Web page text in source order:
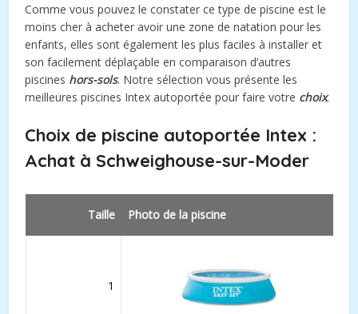
Comme vous pouvez le constater ce type de piscine est le
moins cher à acheter avoir une zone de natation pour les
enfants, elles sont également les plus faciles à installer et
son facilement déplaçable en comparaison d’autres
piscines hors-sols. Notre sélection vous présente les
meilleures piscines Intex autoportée pour faire votre choix.
Choix de piscine autoportée Intex :
Achat à Schweighouse-sur-Moder
Taille Photo de la piscine
1